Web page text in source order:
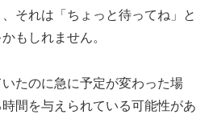
それは「ちょっと待ってね」と
もしれません。
たのに急に予定が変わった場
間を与えられている可能性があ